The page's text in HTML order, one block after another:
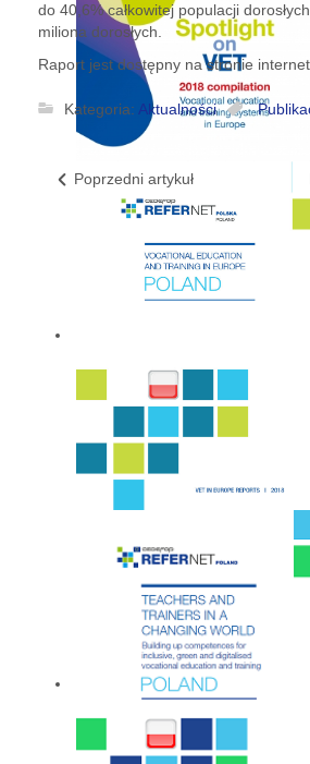
do 40,6% całkowitej populacji
miliona dorosłych.
Raport jest dostępny na stronie
Kategoria: Aktualności
Poprzedni artykuł